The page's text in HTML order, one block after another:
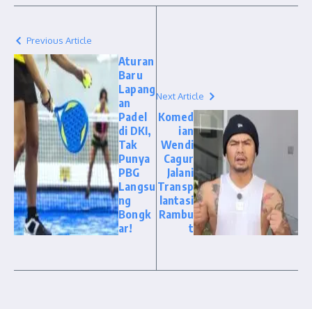
Previous Article
Aturan
Baru
Lapang
an
Padel
di DKI,
Tak
Punya
PBG
Langsu
ng
Bongk
ar!
Next Article
Komed
ian
Wendi
Cagur
Jalani
Transp
lantasi
Rambu
t